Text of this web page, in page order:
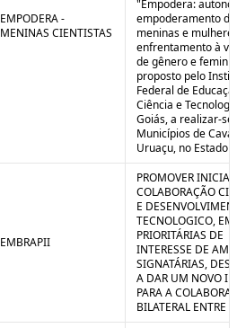
EMPODERA -
MENINAS CIENTISTAS
"Empodera:
empoderamento de
meninas e
enfrentamento à
de gênero e
proposto pelo
Federal de
Ciência e
Goiás, a realizar-se
Municípios de
Uruaçu, no Estado
EMBRAPII
PROMOVER
COLABORAÇÃO
E
TECNOLOGICO, EM
PRIORITÁRIAS DE
INTERESSE DE
SIGNATÁRIAS,
A DAR UM NOVO
PARA A
BILATERAL ENTRE